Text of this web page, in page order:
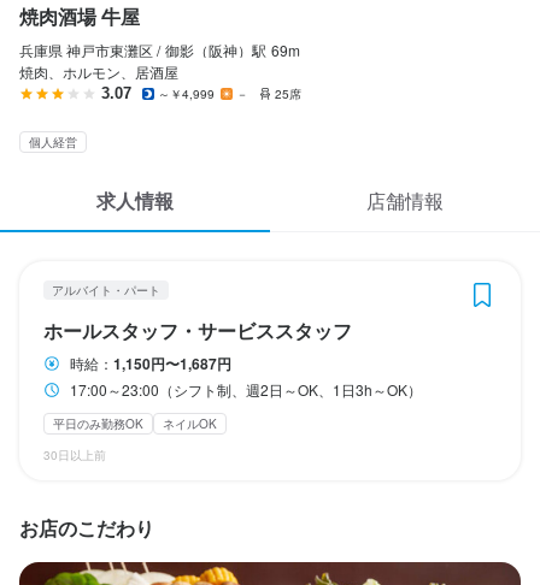
気になる求人
検索履歴・保存した条件
ヘルプ・お問い合わせフォーム
掲載をご検討の店舗様へ
食べログ求人PRESS
利用規約
焼肉酒場 牛屋
兵庫県 神戸市東灘区 / 御影（阪神） 駅 69m
焼肉、ホルモン、居酒屋
3.07 ～￥4,999 － 25席
個人経営
求人情報 店舗情報
アルバイト・パート
ホールスタッフ・サービススタッフ
時給： 1,150円〜1,687円
17:00～23:00（シフト制、週2日～OK、1日3h～OK）
平日のみ勤務OK
ネイルOK
30日以上前
お店のこだわり
給与補足
交通費支給：1日500円まで
時給1150円、週4日、1日4時間勤務
自由シフト制(毎回、時間・曜日を選べる)
休日・休暇
平日のみ勤務OK(土日休み)